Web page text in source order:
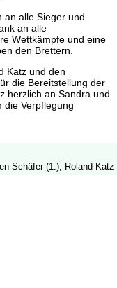
an alle Sieger und
an alle
Wettkämpfe und eine
den Brettern.
Katz und den
die Bereitstellung der
herzlich an Sandra und
die Verpflegung
Schäfer (1.), Roland